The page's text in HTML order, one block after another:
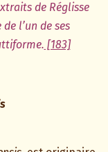
de Réglisse
l’un de ses
[183]